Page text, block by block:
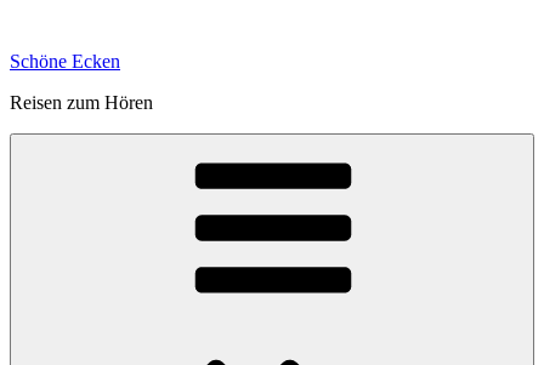
springen
Schöne Ecken
Reisen zum Hören